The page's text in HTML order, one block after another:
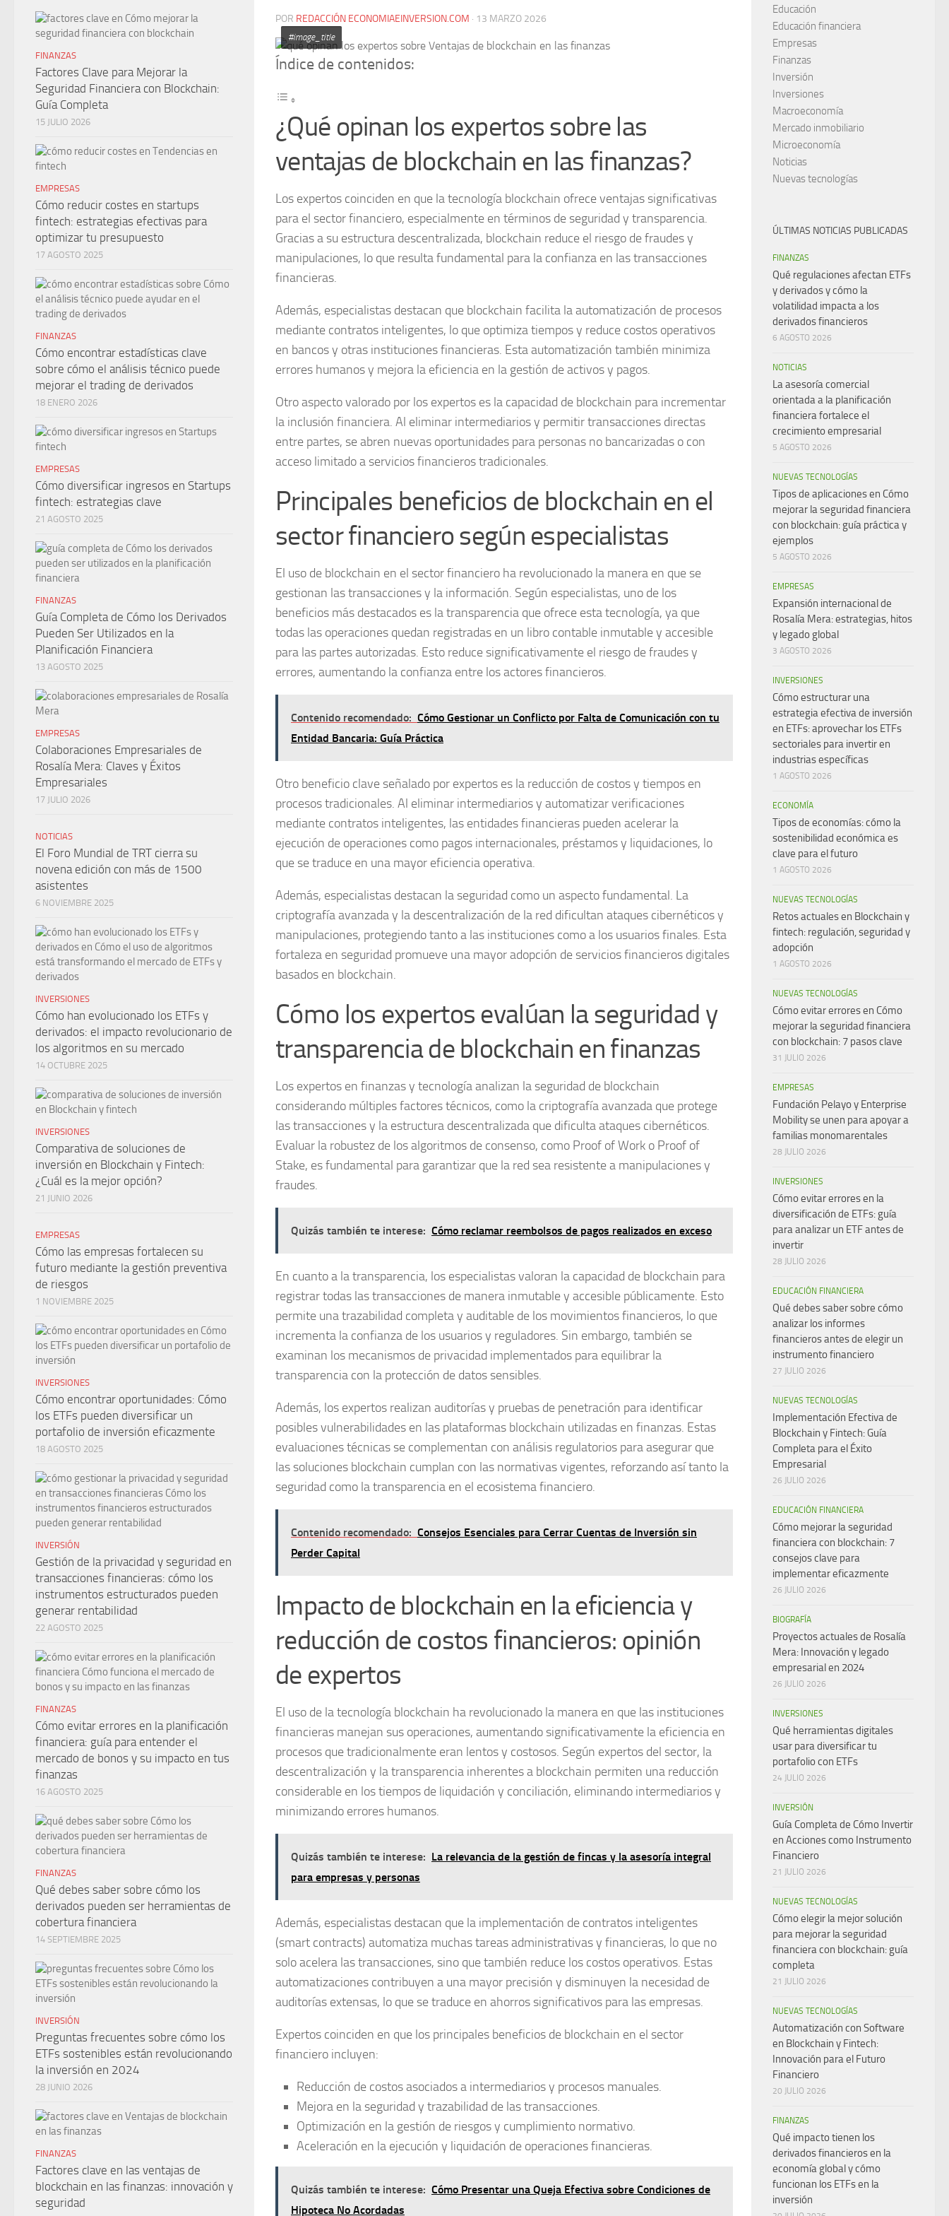
POR REDACCIÓN ECONOMIAEINVERSION.COM · 13 MARZO 2026
#image_title
Índice de contenidos:
¿Qué opinan los expertos sobre las
ventajas de blockchain en las finanzas?
Los expertos coinciden en que la tecnología blockchain ofreceventajas significativas
para el sector financiero, especialmente en términos de seguridad y transparencia.
Gracias a su estructura descentralizada, blockchain reduce el riesgo de fraudes y
manipulaciones, lo que resulta fundamental para la confianza en las transacciones
financieras.
Además, especialistas destacan que blockchain facilita laautomatización de procesos
mediante contratos inteligentes, lo que optimiza tiempos y reduce costos operativos
en bancos y otras instituciones financieras. Esta automatización también minimiza
errores humanos y mejora la eficiencia en la gestión de activos y pagos.
Otro aspecto valorado por los expertos es la capacidad de blockchain para incrementar
la inclusión financiera. Al eliminar intermediarios y permitir transacciones directas
entre partes, se abren nuevas oportunidades para personas no bancarizadas o con
acceso limitado a servicios financieros tradicionales.
Principales beneficios de blockchain en el
sector financiero según especialistas
El uso de blockchain en el sector financiero ha revolucionado la manera en que se
gestionan las transacciones y la información. Según especialistas, uno de los
beneficios más destacados es latransparencia que ofrece esta tecnología, ya que
todas las operaciones quedan registradas en un libro contable inmutable y accesible
para las partes autorizadas. Esto reduce significativamente el riesgo de fraudes y
errores, aumentando la confianza entre los actores financieros.
Contenido recomendado: Cómo Gestionar un Conflicto por Falta de Comunicación con tu
Entidad Bancaria: Guía Práctica
Otro beneficio clave señalado por expertos es la reducción de costos y tiempos en
procesos tradicionales. Al eliminar intermediarios y automatizar verificaciones
mediante contratos inteligentes, las entidades financieras pueden acelerar la
ejecución de operaciones como pagos internacionales, préstamos y liquidaciones, lo
que se traduce en una mayor eficiencia operativa.
Además, especialistas destacan la seguridad como un aspecto fundamental. La
criptografía avanzada y la descentralización de la red dificultan ataques cibernéticos y
manipulaciones, protegiendo tanto a las instituciones como a los usuarios finales. Esta
fortaleza en seguridad promueve una mayor adopción de servicios financieros digitales
basados en blockchain.
Cómo los expertos evalúan la seguridad y
transparencia de blockchain en finanzas
Los expertos en finanzas y tecnología analizan la seguridad de blockchain
considerando múltiples factores técnicos, como la criptografía avanzada que protege
las transacciones y la estructura descentralizada que dificulta ataques cibernéticos.
Evaluar la robustez de los algoritmos de consenso, como Proof of Work o Proof of
Stake, es fundamental para garantizar que la red sea resistente a manipulaciones y
fraudes.
Quizás también te interese: Cómo reclamar reembolsos de pagos realizados en exceso
En cuanto a latransparencia, los especialistas valoran la capacidad de blockchain para
registrar todas las transacciones de manera inmutable y accesible públicamente. Esto
permite una trazabilidad completa y auditable de los movimientos financieros, lo que
incrementa la confianza de los usuarios y reguladores. Sin embargo, también se
examinan los mecanismos de privacidad implementados para equilibrar la
transparencia con la protección de datos sensibles.
Además, los expertos realizan auditorías y pruebas de penetración para identificar
posibles vulnerabilidades en las plataformas blockchain utilizadas en finanzas. Estas
evaluaciones técnicas se complementan con análisis regulatorios para asegurar que
las soluciones blockchain cumplan con las normativas vigentes, reforzando así tanto la
seguridad como la transparencia en el ecosistema financiero.
Contenido recomendado: Consejos Esenciales para Cerrar Cuentas de Inversión sin
Perder Capital
Impacto de blockchain en la eficiencia y
reducción de costos financieros: opinión
de expertos
El uso de la tecnología blockchain ha revolucionado la manera en que las instituciones
financieras manejan sus operaciones, aumentando significativamente la eficiencia en
procesos que tradicionalmente eran lentos y costosos. Según expertos del sector, la
descentralización y la transparencia inherentes a blockchain permiten una reducción
considerable en los tiempos de liquidación y conciliación, eliminando intermediarios y
minimizando errores humanos.
Quizás también te interese: La relevancia de la gestión de fincas y la asesoría integral
para empresas y personas
Además, especialistas destacan que la implementación de contratos inteligentes
(smart contracts) automatiza muchas tareas administrativas y financieras, lo que no
solo acelera las transacciones, sino que también reduce los costos operativos. Estas
automatizaciones contribuyen a una mayor precisión y disminuyen la necesidad de
auditorías extensas, lo que se traduce en ahorros significativos para las empresas.
Expertos coinciden en que los principales beneficios de blockchain en el sector
financiero incluyen:
Reducción de costos asociados a intermediarios y procesos manuales.
Mejora en la seguridad y trazabilidad de las transacciones.
Optimización en la gestión de riesgos y cumplimiento normativo.
Aceleración en la ejecución y liquidación de operaciones financieras.
Quizás también te interese: Cómo Presentar una Queja Efectiva sobre Condiciones de
Hipoteca No Acordadas
FINANZAS
Factores Clave para Mejorar la
Seguridad Financiera con Blockchain:
Guía Completa
15 JULIO 2026
EMPRESAS
Cómo reducir costes en startups
fintech: estrategias efectivas para
optimizar tu presupuesto
17 AGOSTO 2025
FINANZAS
Cómo encontrar estadísticas clave
sobre cómo el análisis técnico puede
mejorar el trading de derivados
18 ENERO 2026
EMPRESAS
Cómo diversificar ingresos en Startups
fintech: estrategias clave
21 AGOSTO 2025
FINANZAS
Guía Completa de Cómo los Derivados
Pueden Ser Utilizados en la
Planificación Financiera
13 AGOSTO 2025
EMPRESAS
Colaboraciones Empresariales de
Rosalía Mera: Claves y Éxitos
Empresariales
17 JULIO 2026
NOTICIAS
El Foro Mundial de TRT cierra su
novena edición con más de 1500
asistentes
6 NOVIEMBRE 2025
INVERSIONES
Cómo han evolucionado los ETFs y
derivados: el impacto revolucionario de
los algoritmos en su mercado
14 OCTUBRE 2025
INVERSIONES
Comparativa de soluciones de
inversión en Blockchain y Fintech:
¿Cuál es la mejor opción?
21 JUNIO 2026
EMPRESAS
Cómo las empresas fortalecen su
futuro mediante la gestión preventiva
de riesgos
1 NOVIEMBRE 2025
INVERSIONES
Cómo encontrar oportunidades: Cómo
los ETFs pueden diversificar un
portafolio de inversión eficazmente
18 AGOSTO 2025
INVERSIÓN
Gestión de la privacidad y seguridad en
transacciones financieras: cómo los
instrumentos estructurados pueden
generar rentabilidad
22 AGOSTO 2025
FINANZAS
Cómo evitar errores en la planificación
financiera: guía para entender el
mercado de bonos y su impacto en tus
finanzas
16 AGOSTO 2025
FINANZAS
Qué debes saber sobre cómo los
derivados pueden ser herramientas de
cobertura financiera
14 SEPTIEMBRE 2025
INVERSIÓN
Preguntas frecuentes sobre cómo los
ETFs sostenibles están revolucionando
la inversión en 2024
28 JUNIO 2026
FINANZAS
Factores clave en las ventajas de
blockchain en las finanzas: innovación y
seguridad
Educación
Educación financiera
Empresas
Finanzas
Inversión
Inversiones
Macroeconomía
Mercado inmobiliario
Microeconomía
Noticias
Nuevas tecnologías
ÚLTIMAS NOTICIAS PUBLICADAS
FINANZAS
Qué regulaciones afectan ETFs
y derivados y cómo la
volatilidad impacta a los
derivados financieros
6 AGOSTO 2026
NOTICIAS
La asesoría comercial
orientada a la planificación
financiera fortalece el
crecimiento empresarial
5 AGOSTO 2026
NUEVAS TECNOLOGÍAS
Tipos de aplicaciones en Cómo
mejorar la seguridad financiera
con blockchain: guía práctica y
ejemplos
5 AGOSTO 2026
EMPRESAS
Expansión internacional de
Rosalía Mera: estrategias, hitos
y legado global
3 AGOSTO 2026
INVERSIONES
Cómo estructurar una
estrategia efectiva de inversión
en ETFs: aprovechar los ETFs
sectoriales para invertir en
industrias específicas
1 AGOSTO 2026
ECONOMÍA
Tipos de economías: cómo la
sostenibilidad económica es
clave para el futuro
1 AGOSTO 2026
NUEVAS TECNOLOGÍAS
Retos actuales en Blockchain y
fintech: regulación, seguridad y
adopción
1 AGOSTO 2026
NUEVAS TECNOLOGÍAS
Cómo evitar errores en Cómo
mejorar la seguridad financiera
con blockchain: 7 pasos clave
31 JULIO 2026
EMPRESAS
Fundación Pelayo y Enterprise
Mobility se unen para apoyar a
familias monomarentales
28 JULIO 2026
INVERSIONES
Cómo evitar errores en la
diversificación de ETFs: guía
para analizar un ETF antes de
invertir
28 JULIO 2026
EDUCACIÓN FINANCIERA
Qué debes saber sobre cómo
analizar los informes
financieros antes de elegir un
instrumento financiero
27 JULIO 2026
NUEVAS TECNOLOGÍAS
Implementación Efectiva de
Blockchain y Fintech: Guía
Completa para el Éxito
Empresarial
26 JULIO 2026
EDUCACIÓN FINANCIERA
Cómo mejorar la seguridad
financiera con blockchain: 7
consejos clave para
implementar eficazmente
26 JULIO 2026
BIOGRAFÍA
Proyectos actuales de Rosalía
Mera: Innovación y legado
empresarial en 2024
26 JULIO 2026
INVERSIONES
Qué herramientas digitales
usar para diversificar tu
portafolio con ETFs
24 JULIO 2026
INVERSIÓN
Guía Completa de Cómo Invertir
en Acciones como Instrumento
Financiero
21 JULIO 2026
NUEVAS TECNOLOGÍAS
Cómo elegir la mejor solución
para mejorar la seguridad
financiera con blockchain: guía
completa
21 JULIO 2026
NUEVAS TECNOLOGÍAS
Automatización con Software
en Blockchain y Fintech:
Innovación para el Futuro
Financiero
20 JULIO 2026
FINANZAS
Qué impacto tienen los
derivados financieros en la
economía global y cómo
funcionan los ETFs en la
inversión